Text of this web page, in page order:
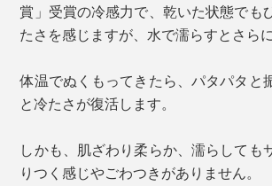
賞」受賞の冷感力で、乾いた状態でも
たさを感じますが、水で濡らすとさら
体温でぬくもってきたら、パタパタと
と冷たさが復活します。
しかも、肌ざわり柔らか、濡らしても
りつく感じやごわつきがありません。